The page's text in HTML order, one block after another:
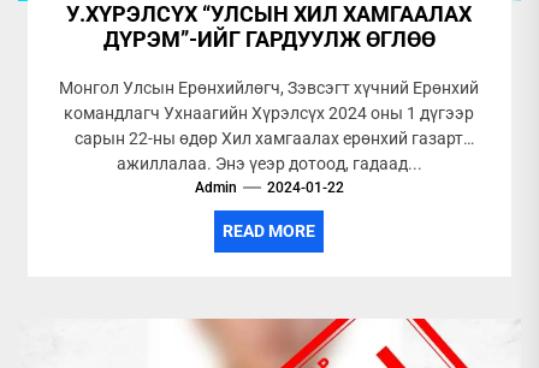
У.ХҮРЭЛСҮХ “УЛСЫН ХИЛ ХАМГААЛАХ
ДҮРЭМ”-ИЙГ ГАРДУУЛЖ ӨГЛӨӨ
Монгол Улсын Ерөнхийлөгч, Зэвсэгт хүчний Ерөнхий
командлагч Ухнаагийн Хүрэлсүх 2024 оны 1 дүгээр
сарын 22-ны өдөр Хил хамгаалах ерөнхий газарт
ажиллалаа. Энэ үеэр дотоод, гадаад...
Admin 2024-01-22
READ MORE